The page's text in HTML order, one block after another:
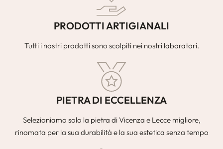
PRODOTTI ARTIGIANALI
Tutti i nostri prodotti sono scolpiti nei nostri laboratori.
PIETRA DI ECCELLENZA
Selezioniamo solo la pietra di Vicenza e Lecce migliore,
rinomata per la sua durabilità e la sua estetica senza tempo